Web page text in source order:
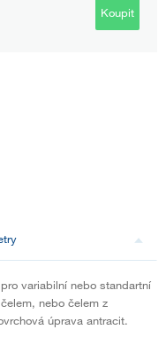
Koupit
variabilní nebo standartní
nebo čelem z
úprava antracit.